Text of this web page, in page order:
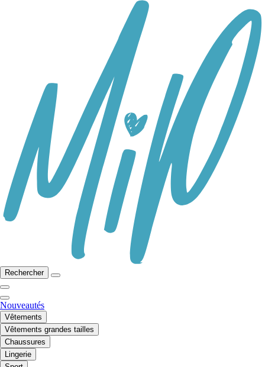
Rechercher
Nouveautés
Vêtements
Vêtements grandes tailles
Chaussures
Lingerie